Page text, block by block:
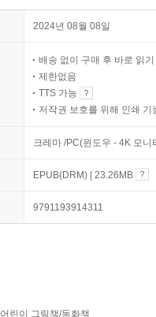
2024년 08월 08일
배송 없이 구매 후 바로 읽기
제한없음
TTS 가능
저작권 보호를 위해 인쇄 기
크레마 /PC(윈도우 - 4K 모
EPUB(DRM) | 23.26MB
9791193914311
어린이 그림책/동화책